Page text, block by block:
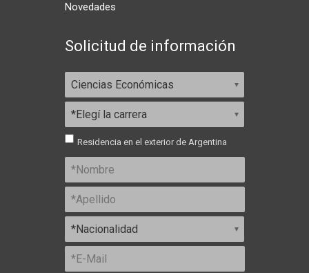
Novedades
Solicitud de información
Residencia en el exterior de Argentina